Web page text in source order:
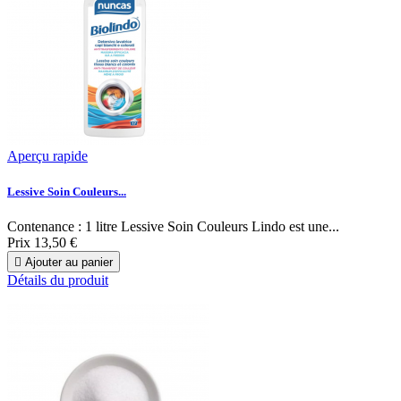
Aperçu rapide
Lessive Soin Couleurs...
Contenance : 1 litre Lessive Soin Couleurs Lindo est une...
Prix 13,50 €
 Ajouter au panier
Détails du produit